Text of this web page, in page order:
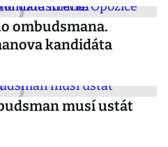
ombudsmana.
kandidáta
musí ustát